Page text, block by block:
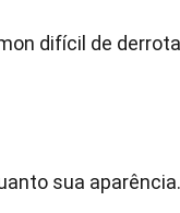
difícil de
sua aparência.